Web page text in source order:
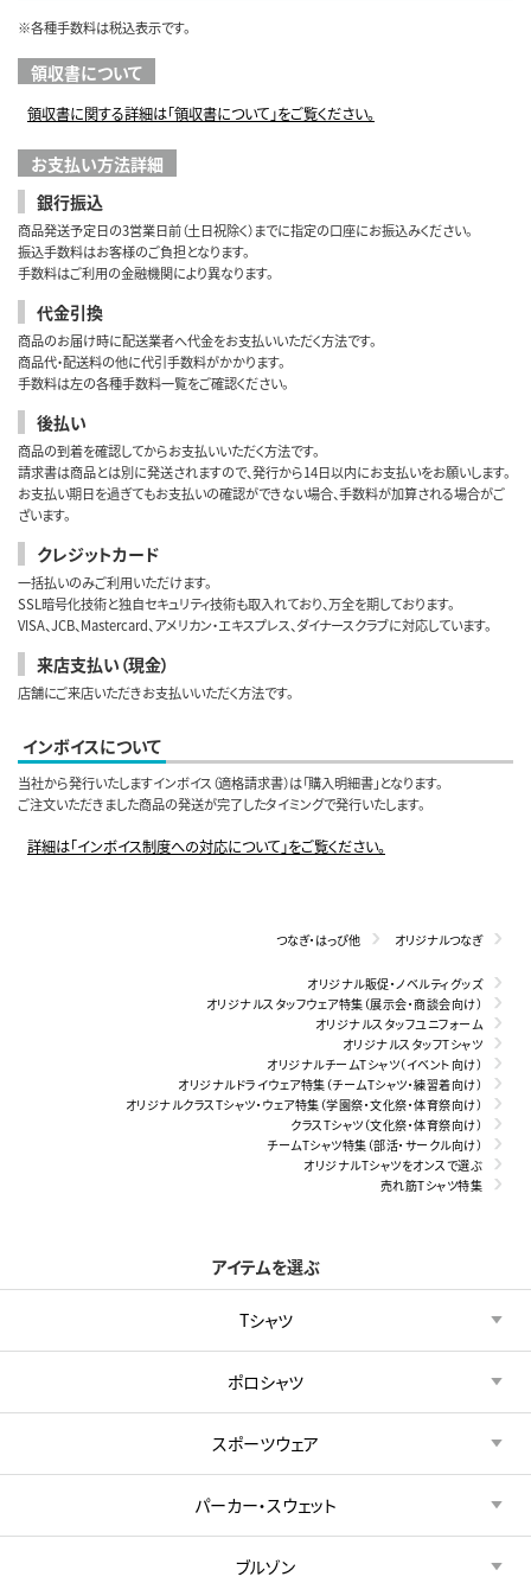
※各種手数料は税込表示です。
領収書について
領収書に関する詳細は「領収書について」をご覧ください。
お支払い方法詳細
銀行振込
商品発送予定日の3営業日前（土日祝除く）までに指定の口座にお振込みください。
振込手数料はお客様のご負担となります。
手数料はご利用の金融機関により異なります。
代金引換
商品のお届け時に配送業者へ代金をお支払いいただく方法です。
商品代・配送料の他に代引手数料がかかります。
手数料は左の各種手数料一覧をご確認ください。
後払い
商品の到着を確認してからお支払いいただく方法です。
請求書は商品とは別に発送されますので、発行から14日以内にお支払いをお願いします。
お支払い期日を過ぎてもお支払いの確認ができない場合、手数料が加算される場合がご
ざいます。
クレジットカード
一括払いのみご利用いただけます。
SSL暗号化技術と独自セキュリティ技術も取入れており、万全を期しております。
VISA、JCB、Mastercard、アメリカン・エキスプレス、ダイナースクラブに対応しています。
来店支払い（現金）
店舗にご来店いただきお支払いいただく方法です。
インボイスについて
当社から発行いたしますインボイス（適格請求書）は「購入明細書」となります。
ご注文いただきました商品の発送が完了したタイミングで発行いたします。
詳細は「インボイス制度への対応について」をご覧ください。
つなぎ・はっぴ他 オリジナルつなぎ
オリジナル販促・ノベルティグッズ
オリジナルスタッフウェア特集（展示会・商談会向け）
オリジナルスタッフユニフォーム
オリジナルスタッフTシャツ
オリジナルチームTシャツ（イベント向け）
オリジナルドライウェア特集（チームTシャツ・練習着向け）
オリジナルクラスTシャツ・ウェア特集（学園祭・文化祭・体育祭向け）
クラスTシャツ（文化祭・体育祭向け）
チームTシャツ特集（部活・サークル向け）
オリジナルTシャツをオンスで選ぶ
売れ筋Tシャツ特集
アイテムを選ぶ
Tシャツ
ポロシャツ
スポーツウェア
パーカー・スウェット
ブルゾン